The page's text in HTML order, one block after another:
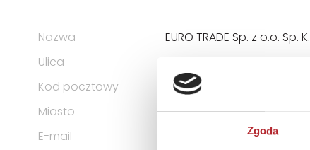
Zgoda
Nazwa
EURO TRADE Sp. z o.o. Sp. K.
Ulica
Kod pocztowy
31-263
Miasto
Kraków
E-mail
biuro@euro-trade.pl